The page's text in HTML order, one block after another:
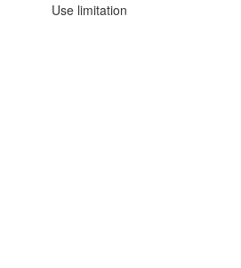
Use limitation